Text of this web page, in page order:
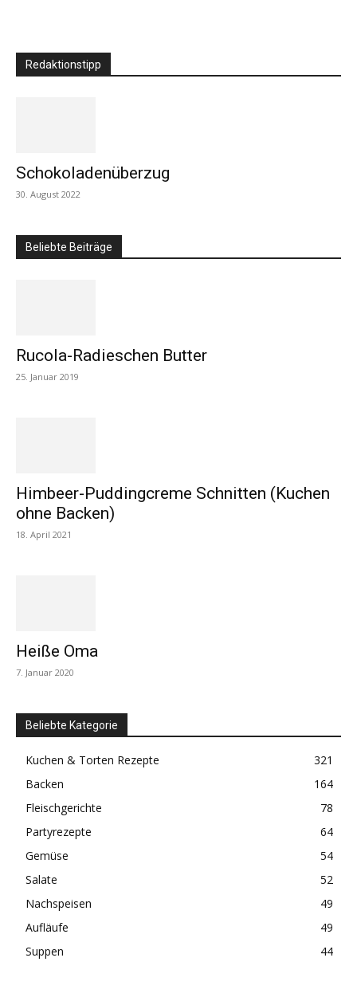
Redaktionstipp
Schokoladenüberzug
30. August 2022
Beliebte Beiträge
Rucola-Radieschen Butter
25. Januar 2019
Himbeer-Puddingcreme Schnitten (Kuchen
ohne Backen)
18. April 2021
Heiße Oma
7. Januar 2020
Beliebte Kategorie
Kuchen & Torten Rezepte
321
Backen
164
Fleischgerichte
78
Partyrezepte
64
Gemüse
54
Salate
52
Nachspeisen
49
Aufläufe
49
Suppen
44